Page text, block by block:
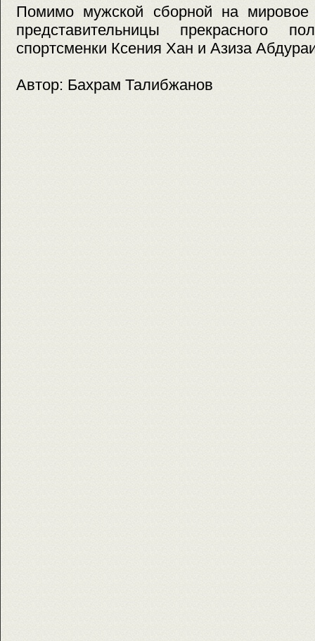
Помимо мужской сборной на мировое
представительницы прекрасного
спортсменки Ксения Хан и Азиза
Автор: Бахрам Талибжанов